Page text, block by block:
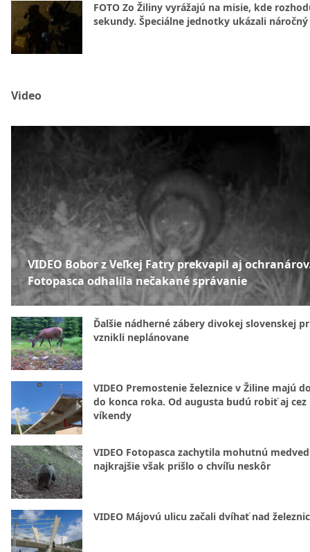
FOTO Zo Žiliny vyrážajú na misie, kde
sekundy. Špeciálne jednotky ukázali
Video
VIDEO Bobor z Veľkej Fatry prekvapil aj
Fotopasca odhalila nečakané správanie
Ďalšie nádherné zábery divokej slovenskej
vznikli neplánovane
VIDEO Premostenie železnice v Žiline majú
do konca roka. Od augusta budú robiť aj cez
víkendy
VIDEO Fotopasca zachytila mohutnú
najkrajšie však prišlo o chvíľu neskôr
VIDEO Májovú ulicu začali dvíhať nad